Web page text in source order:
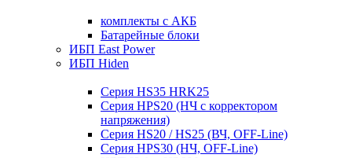
комплекты с АКБ
Батарейные блоки
ИБП East Power
ИБП Hiden
Серия HS35 HRK25
Серия HPS20 (НЧ с корректором
напряжения)
Серия HS20 / HS25 (ВЧ, OFF-Line)
Серия HPS30 (НЧ, OFF-Line)